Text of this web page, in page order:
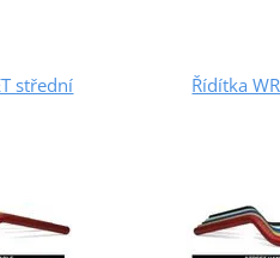
střední
Řídítka